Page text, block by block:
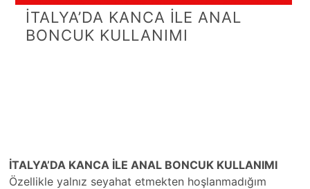
İTALYA’DA KANCA İLE ANAL
BONCUK KULLANIMI
İTALYA’DA KANCA İLE ANAL BONCUK KULLANIMI
Özellikle yalnız seyahat etmekten hoşlanmadığım